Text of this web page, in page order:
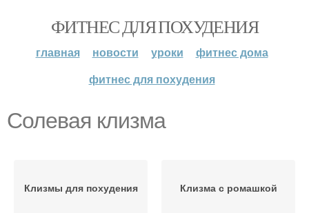
ФИТНЕС ДЛЯ ПОХУДЕНИЯ
главная новости уроки
фитнес дома
фитнес для похудения
Солевая клизма
Клизмы для похудения Клизма с ромашкой